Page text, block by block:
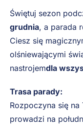
Świętuj sezon
grudnia, a parada
Ciesz się
olśniewającymi
nastrojemdla
Trasa parady:
Rozpoczyna się na
prowadzi na